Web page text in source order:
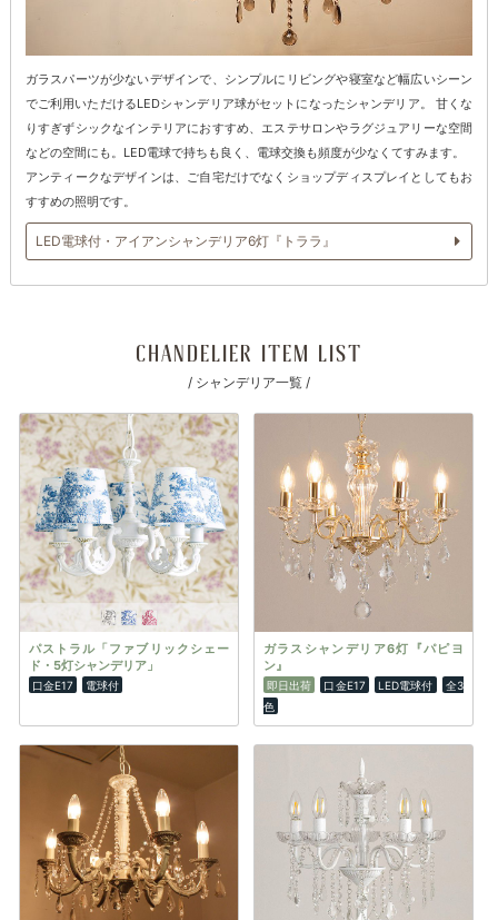
ガラスパーツが少ないデザインで、シンプルにリビングや寝室など幅広いシーン
でご利用いただけるLEDシャンデリア球がセットになったシャンデリア。 甘くな
りすぎずシックなインテリアにおすすめ、エステサロンやラグジュアリーな空間
などの空間にも。LED電球で持ちも良く、電球交換も頻度が少なくてすみます。
アンティークなデザインは、ご自宅だけでなくショップディスプレイとしてもお
すすめの照明です。
LED電球付・アイアンシャンデリア6灯『トララ』
CHANDELIER ITEM LIST
/ シャンデリア一覧 /
パストラル「ファブリックシェー
ド・5灯シャンデリア」
口金E17 電球付
ガラスシャンデリア6灯『パピヨ
ン』
即日出荷 口金E17 LED電球付
全3
色